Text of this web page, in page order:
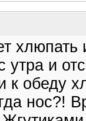
и
к обеду
нос?!